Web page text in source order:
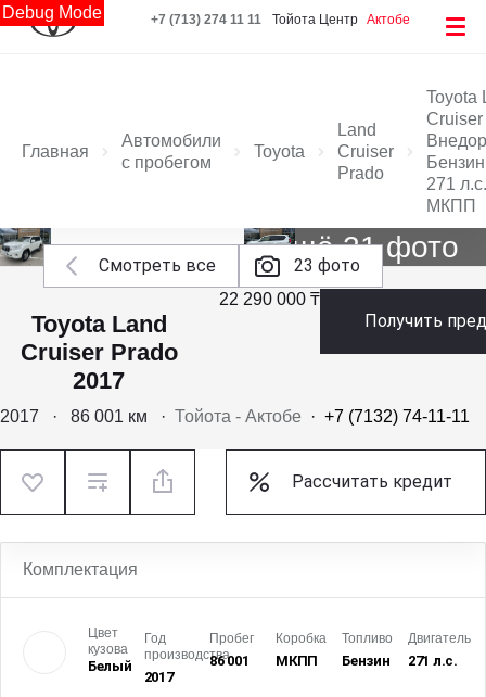
Debug Mode +7 (713) 274 11 11 Тойота Центр Актобе
Главная
Автомобили
с пробегом
Toyota
Land
Cruiser
Prado
Toyota
271 л.с.
МКПП
Смотреть все 23 фото
Ещё 21 фото
Toyota Land
Cruiser Prado
2017
22 290 000 ₸
2017 · 86 001 км · Тойота - Актобе · +7 (7132) 74-11-11
Получить
Рассчитать кредит
Комплектация
Цвет
кузова
Белый
Год
производства
2017
Пробег
86 001
Коробка
МКПП
Топливо
Бензин
Двигатель
271 л.с.